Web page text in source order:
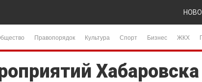
Правопорядок Культура Спорт Бизнес ЖКХ